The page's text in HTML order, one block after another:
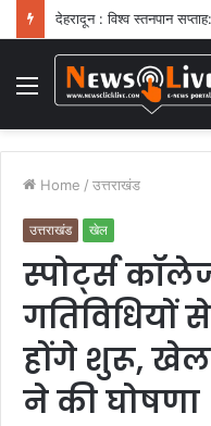
देहरादून : विश्व स्तनपान
Menu
Home / उत्तराखंड
उत्तराखंड खेल
स्पोर्ट्स
गतिविधियों
होंगे शुरू, खेल
ने की घोषणा